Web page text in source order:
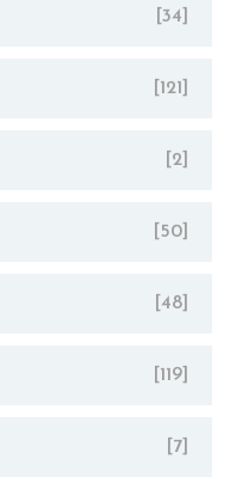
[34]
[121]
[2]
[50]
[48]
[119]
[7]